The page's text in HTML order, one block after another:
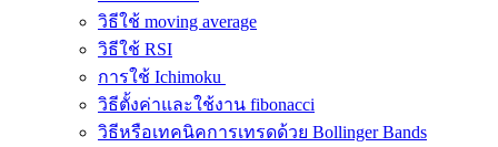
วิธีใช้ moving average
วิธีใช้ RSI
การใช้ Ichimoku
วิธีตั้งค่าและใช้งาน fibonacci
วิธีหรือเทคนิคการเทรดด้วย Bollinger Bands